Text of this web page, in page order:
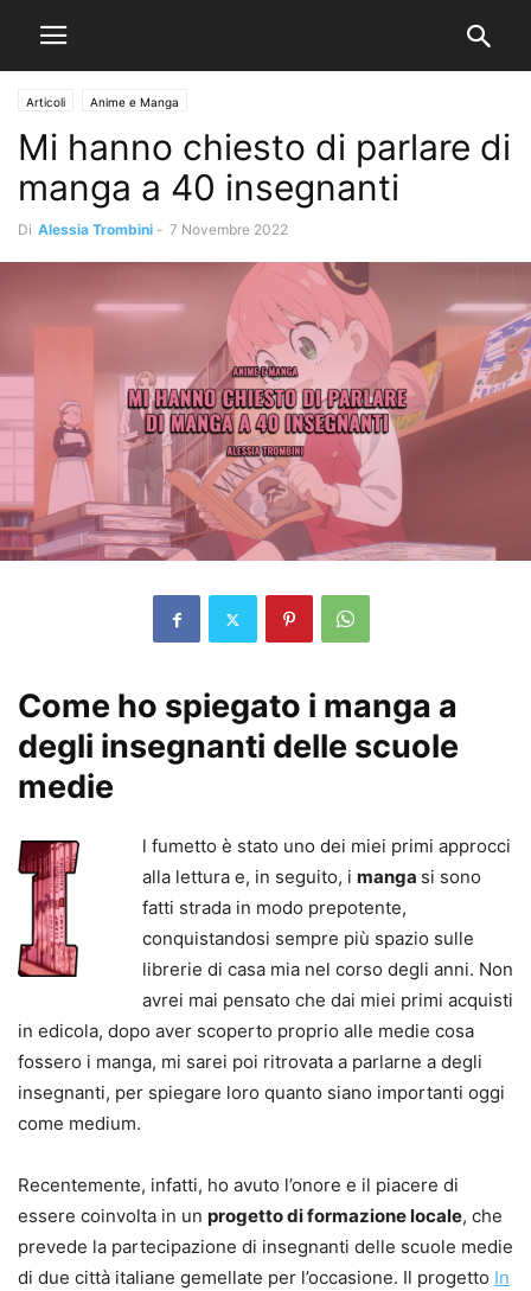
Articoli Anime e Manga
Mi hanno chiesto di parlare di
manga a 40 insegnanti
Di Alessia Trombini - 7 Novembre 2022
Come ho spiegato i manga a
degli insegnanti delle scuole
medie
l fumetto è stato uno dei miei primi approcci
alla lettura e, in seguito, i manga si sono
fatti strada in modo prepotente,
conquistandosi sempre più spazio sulle
librerie di casa mia nel corso degli anni. Non
avrei mai pensato che dai miei primi acquisti
in edicola, dopo aver scoperto proprio alle medie cosa
fossero i manga, mi sarei poi ritrovata a parlarne a degli
insegnanti, per spiegare loro quanto siano importanti oggi
come medium.
Recentemente, infatti, ho avuto l’onore e il piacere di
essere coinvolta in un progetto di formazione locale, che
prevede la partecipazione di insegnanti delle scuole medie
di due città italiane gemellate per l’occasione. Il progetto In